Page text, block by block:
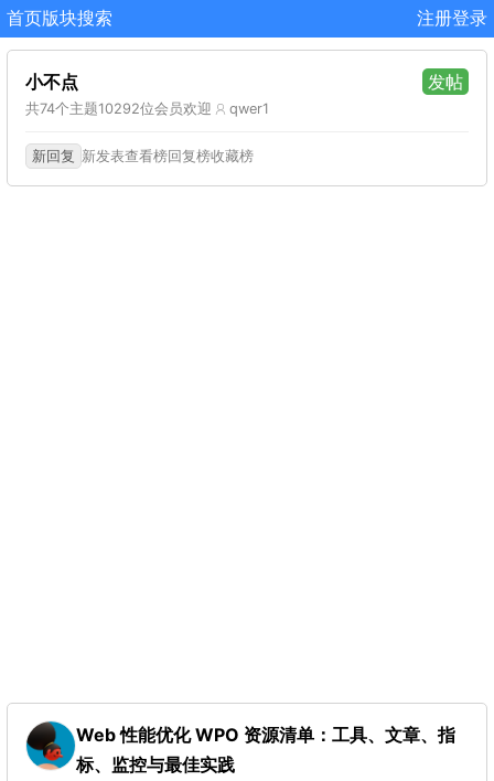
首页版块搜索 注册登录
小不点 发帖
共74个主题10292位会员欢迎 qwer1
新回复 新发表查看榜回复榜收藏榜
Web 性能优化 WPO 资源清单：工具、文章、指
标、监控与最佳实践